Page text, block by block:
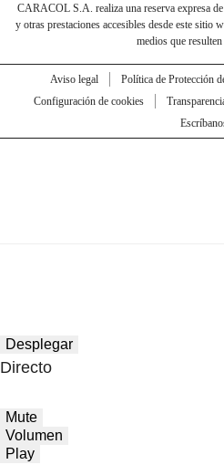
CARACOL S.A. realiza una reserva expresa
y otras prestaciones accesibles desde este sitio
medios que resulten
Aviso legal Política de Protección
Configuración de cookies
Desplegar
Directo
Mute
Volumen
Play